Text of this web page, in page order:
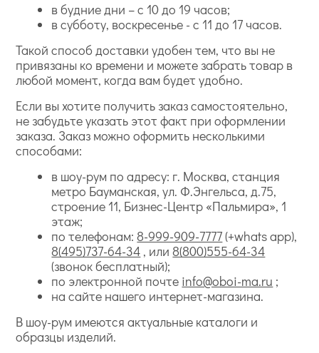
в будние дни – с 10 до 19 часов;
в субботу, воскресенье - с 11 до 17 часов.
Такой способ доставки удобен тем, что вы не
привязаны ко времени и можете забрать товар в
любой момент, когда вам будет удобно.
Если вы хотите получить заказ самостоятельно,
не забудьте указать этот факт при оформлении
заказа. Заказ можно оформить несколькими
способами:
в шоу-рум по адресу: г. Москва, станция
метро Бауманская, ул. Ф.Энгельса, д.75,
строение 11, Бизнес-Центр «Пальмира», 1
этаж;
по телефонам: 8-999-909-7777(+whats app),
8(495)737-64-34 , или 8(800)555-64-34
(звонок бесплатный);
по электронной почте info@oboi-ma.ru ;
на сайте нашего интернет-магазина.
В шоу-рум имеются актуальные каталоги и
образцы изделий.